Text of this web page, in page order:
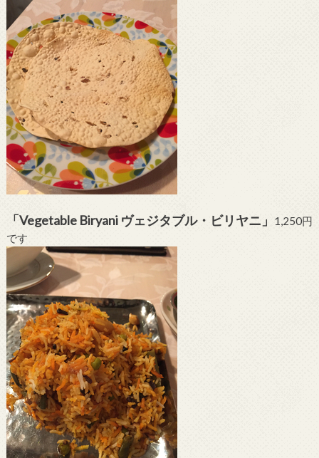
「Vegetable Biryani ヴェジタブル・ビリヤニ」
1,250円
です